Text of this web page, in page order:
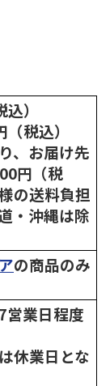
）
税込）
、お届け先
円（税
の送料負担
・沖縄は除
の商品のみ
営業日程度
休業日とな